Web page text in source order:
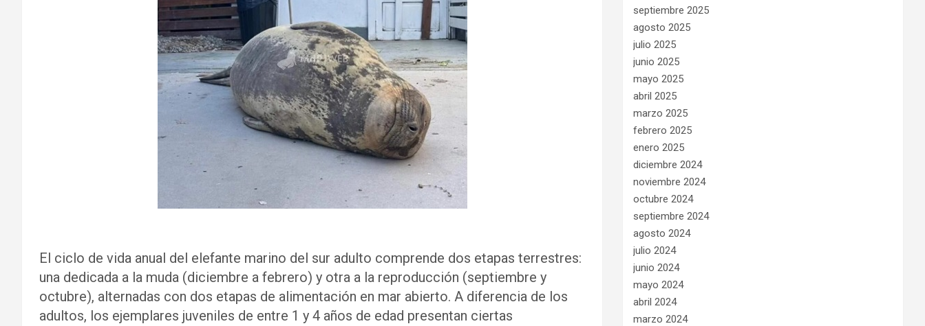
El ciclo de vida anual del elefante marino del sur adulto comprende dos etapas terrestres:
una dedicada a la muda (diciembre a febrero) y otra a la reproducción (septiembre y
octubre), alternadas con dos etapas de alimentación en mar abierto. A diferencia de los
adultos, los ejemplares juveniles de entre 1 y 4 años de edad presentan ciertas
septiembre 2025
agosto 2025
julio 2025
junio 2025
mayo 2025
abril 2025
marzo 2025
febrero 2025
enero 2025
diciembre 2024
noviembre 2024
octubre 2024
septiembre 2024
agosto 2024
julio 2024
junio 2024
mayo 2024
abril 2024
marzo 2024